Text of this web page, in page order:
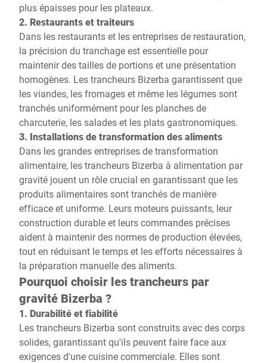
plus épaisses pour les plateaux.
2. Restaurants et traiteurs
Dans les restaurants et les entreprises de restauration,
la précision du tranchage est essentielle pour
maintenir des tailles de portions et une présentation
homogènes. Les trancheurs Bizerba garantissent que
les viandes, les fromages et même les légumes sont
tranchés uniformément pour les planches de
charcuterie, les salades et les plats gastronomiques.
3. Installations de transformation des aliments
Dans les grandes entreprises de transformation
alimentaire, les trancheurs Bizerba à alimentation par
gravité jouent un rôle crucial en garantissant que les
produits alimentaires sont tranchés de manière
efficace et uniforme. Leurs moteurs puissants, leur
construction durable et leurs commandes précises
aident à maintenir des normes de production élevées,
tout en réduisant le temps et les efforts nécessaires à
la préparation manuelle des aliments.
Pourquoi choisir les trancheurs par
gravité Bizerba ?
1. Durabilité et fiabilité
Les trancheurs Bizerba sont construits avec des corps
solides, garantissant qu'ils peuvent faire face aux
exigences d'une cuisine commerciale. Elles sont